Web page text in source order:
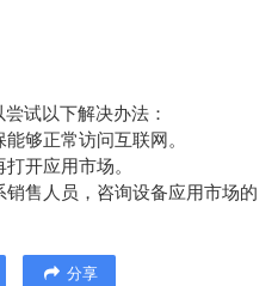
试以下解决办法：
够正常访问互联网。
开应用市场。
售人员，咨询设备应用市场的
分享